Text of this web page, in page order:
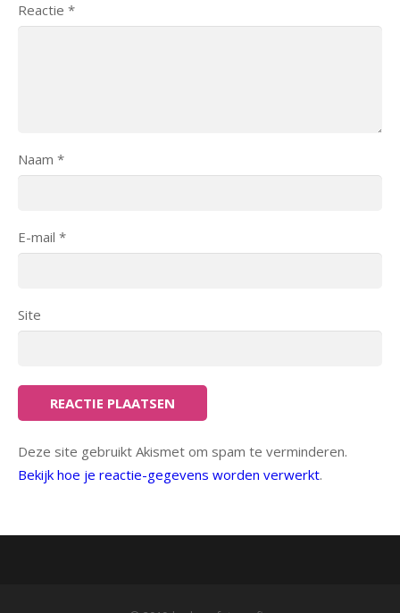
Reactie *
Naam *
E-mail *
Site
Deze site gebruikt Akismet om spam te verminderen.
Bekijk hoe je reactie-gegevens worden verwerkt.